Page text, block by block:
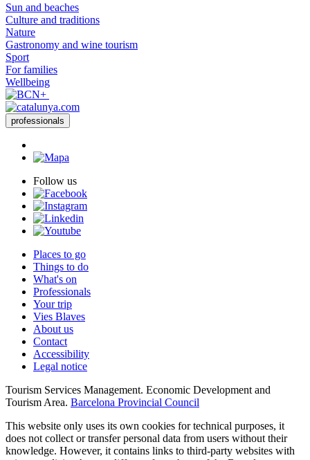
Sun and beaches
Culture and traditions
Nature
Gastronomy and wine tourism
Sport
For families
Wellbeing
professionals
Follow us
Places to go
Things to do
What's on
Professionals
Your trip
Vies Blaves
About us
Contact
Accessibility
Legal notice
Tourism Services Management. Economic Development and
Tourism Area. Barcelona Provincial Council
This website only uses its own cookies for technical purposes, it
does not collect or transfer personal data from users without their
knowledge. However, it contains links to third-party websites with